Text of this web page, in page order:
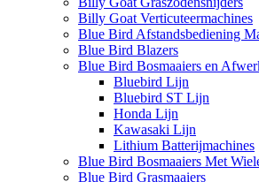
Billy Goat Verticuteermachines
Blue Bird Afstandsbediening
Blue Bird Blazers
Blue Bird Bosmaaiers en
Bluebird Lijn
Bluebird ST Lijn
Honda Lijn
Kawasaki Lijn
Lithium Batterijmachines
Blue Bird Bosmaaiers Met
Blue Bird Grasmaaiers